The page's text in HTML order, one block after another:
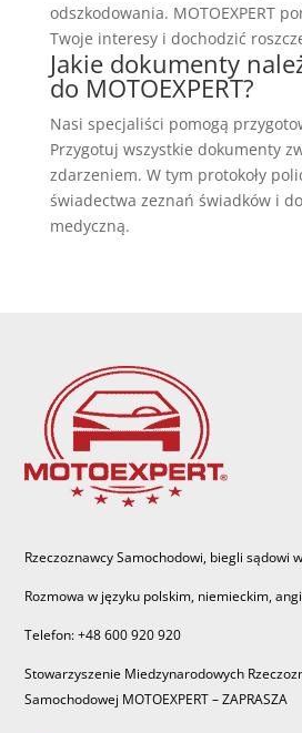
odszkodowania. MOTOEXPERT
Twoje interesy i dochodzić
Jakie dokumenty
do MOTOEXPERT?
Nasi specjaliści pomogą
Przygotuj wszystkie dokumenty
zdarzeniem. W tym protokoły
świadectwa zeznań świadków i
medyczną.
Rzeczoznawcy Samochodowi, biegli sądowi
Rozmowa w języku polskim, niemieckim,
Telefon: +48 600 920 920
Stowarzyszenie Miedzynarodowych
Samochodowej MOTOEXPERT – ZAPRASZA